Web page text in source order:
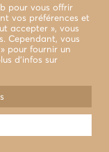
retour
vente
pour vous offrir
vos préférences et
accepter », vous
Cependant, vous
pour fournir un
d’infos sur